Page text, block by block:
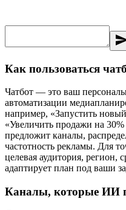
Как пользоваться
Чатбот — это ваш
автоматизации
например, «Запустить
«Увеличить продажи на
предложит каналы,
частотность рекламы. Для
целевая аудитория, регион,
адаптирует план под ваши
Каналы, которые ИИ